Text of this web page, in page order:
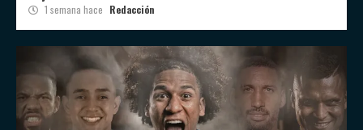
1 semana hace Redacción